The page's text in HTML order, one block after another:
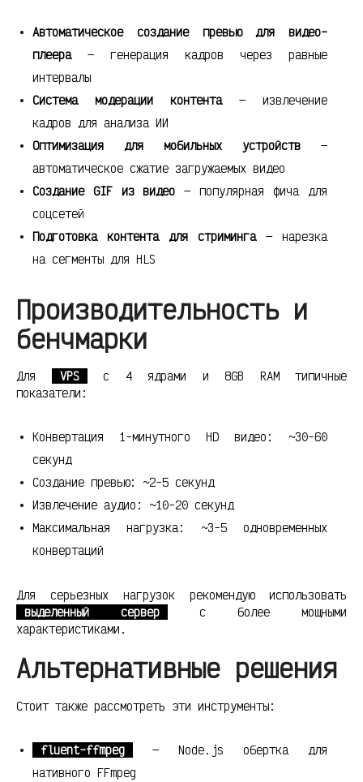
Автоматическое создание превью для видео-
плеера— генерация кадров через равные
интервалы
Система модерации контента— извлечение
кадров для анализа ИИ
Оптимизация для мобильных устройств—
автоматическое сжатие загружаемых видео
Создание GIF из видео — популярная фича для
соцсетей
Подготовка контента для стриминга— нарезка
на сегменты для HLS
Производительность и
бенчмарки
Для VPS
с 4 ядрами и 8GB RAM типичные
показатели:
Конвертация 1-минутного HD видео: ~30-60
секунд
Создание превью: ~2-5 секунд
Извлечение аудио: ~10-20 секунд
Максимальная нагрузка: ~3-5 одновременных
конвертаций
Для серьезных нагрузок рекомендую использовать
выделенный сервер
с более мощными
характеристиками.
Альтернативные решения
Стоит также рассмотреть эти инструменты:
fluent-ffmpeg
— Node.js обертка для
нативного FFmpeg